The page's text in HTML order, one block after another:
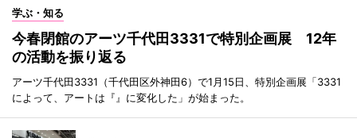
学ぶ・知る
今春閉館のアーツ千代田3331で特別企画展 12年
の活動を振り返る
アーツ千代田3331（千代田区外神田6）で1月15日、特別企画展「3331
によって、アートは『』に変化した」が始まった。